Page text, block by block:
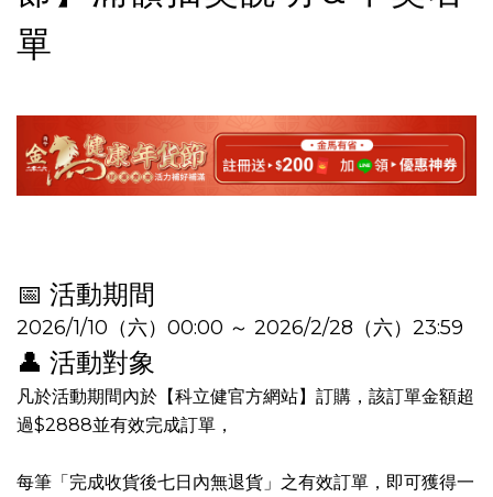
單
📅 活動期間
2026/1/10（六）00:00 ～ 2026/2/28（六）23:59
👤 活動對象
凡於活動期間內於【科立健官方網站】訂購，該訂單金額超
過$2888並有效完成訂單，
每筆「完成收貨後七日內無退貨」之有效訂單，即可獲得一